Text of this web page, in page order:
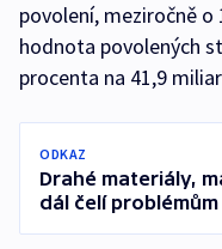
povolení, meziročně
hodnota povolených
procenta na 41,9
ODKAZ
Drahé materiály,
dál čelí problémům